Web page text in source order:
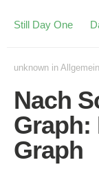
Still Day One
unknown in Allgemein
Nach
Graph:
Graph